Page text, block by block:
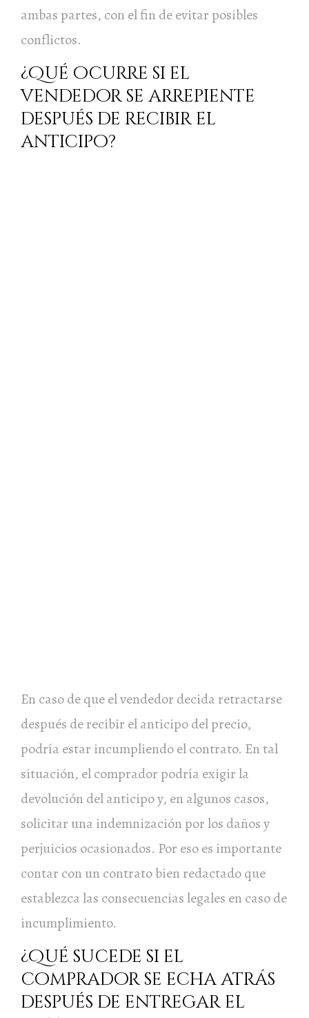
ambas partes, con el fin de evitar posibles
conflictos.
¿Qué ocurre si el
vendedor se arrepiente
después de recibir el
anticipo?
En caso de que el vendedor decida retractarse
después de recibir el anticipo del precio,
podría estar incumpliendo el contrato. En tal
situación, el comprador podría exigir la
devolución del anticipo y, en algunos casos,
solicitar una indemnización por los daños y
perjuicios ocasionados. Por eso es importante
contar con un contrato bien redactado que
establezca las consecuencias legales en caso de
incumplimiento.
¿Qué sucede si el
comprador se echa atrás
después de entregar el